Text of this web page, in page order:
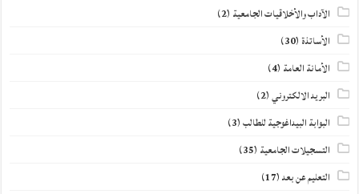
الآداب والأخلاقيات الجامعية (2)
الأساتذة(30)
الأمانة العامة (4)
البريد الالكتروني(2)
البوابة البيداغوجية للطالب(3)
التسجيلات الجامعية (35)
التعليم عن بعد(17)